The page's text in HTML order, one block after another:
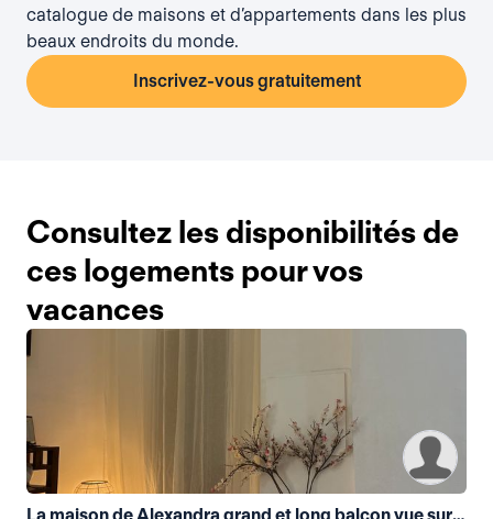
catalogue de maisons et d’appartements dans les plus
beaux endroits du monde.
Inscrivez-vous gratuitement
Consultez les disponibilités de
ces logements pour vos
vacances